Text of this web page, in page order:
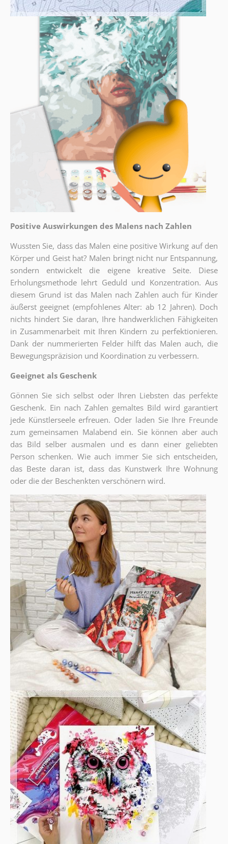
Positive Auswirkungen des Malens nach Zahlen
Wussten Sie, dass das Malen eine positive Wirkung auf den
Körper und Geist hat? Malen bringt nicht nur Entspannung,
sondern entwickelt die eigene kreative Seite. Diese
Erholungsmethode lehrt Geduld und Konzentration. Aus
diesem Grund ist das Malen nach Zahlen auch für Kinder
äußerst geeignet (empfohlenes Alter: ab 12 Jahren). Doch
nichts hindert Sie daran, Ihre handwerklichen Fähigkeiten
in Zusammenarbeit mit Ihren Kindern zu perfektionieren.
Dank der nummerierten Felder hilft das Malen auch, die
Bewegungspräzision und Koordination zu verbessern.
Geeignet als Geschenk
Gönnen Sie sich selbst oder Ihren Liebsten das perfekte
Geschenk. Ein nach Zahlen gemaltes Bild wird garantiert
jede Künstlerseele erfreuen. Oder laden Sie Ihre Freunde
zum gemeinsamen Malabend ein. Sie können aber auch
das Bild selber ausmalen und es dann einer geliebten
Person schenken. Wie auch immer Sie sich entscheiden,
das Beste daran ist, dass das Kunstwerk Ihre Wohnung
oder die der Beschenkten verschönern wird.